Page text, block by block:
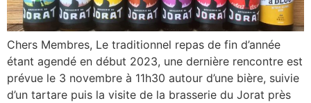
Chers Membres, Le traditionnel repas de fin d’année
étant agendé en début 2023, une dernière rencontre est
prévue le 3 novembre à 11h30 autour d’une bière, suivie
d’un tartare puis la visite de la brasserie du Jorat près